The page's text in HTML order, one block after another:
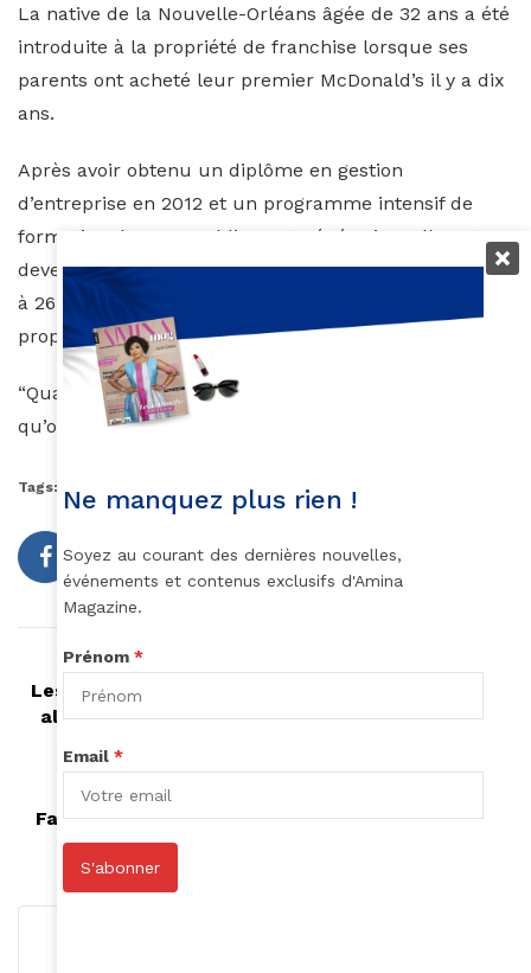
La native de la Nouvelle-Orléans âgée de 32 ans a été
introduite à la propriété de franchise lorsque ses
parents ont acheté leur premier McDonald’s il y a dix
ans.
Après avoir obtenu un diplôme en gestion
d’entreprise en 2012 et un programme intensif de
formation de McDonald’s Next Génération, elle est
devenue manager de la franchise familiale. En 2016,
à 26 ans, Jade a marqué l’histoire en devenant
propriétaire d’une franchise aux États-Unis.
“Quand on croit en l’excellence, le succès suit tout ce
qu’on fait.” – Jade Colin
Tags: MacDonald's
Les poudres ayurvédiques (dites indiennes), une
alternative naturelle pour prendre soin de vos
Fatimata Ly, céramiste passionnée de tradition
Ne manquez plus rien !
Soyez au courant des dernières nouvelles,
événements et contenus exclusifs d'Amina
Magazine.
Prénom *
Email *
S'abonner